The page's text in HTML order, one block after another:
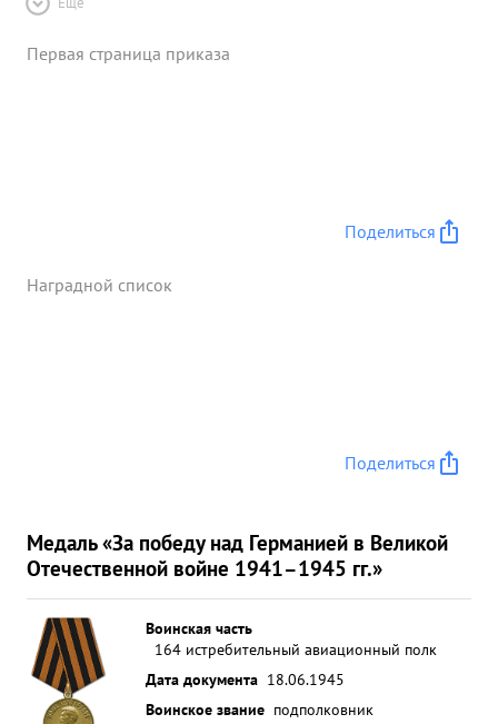
Первая страница приказа
Поделиться
Наградной список
Поделиться
Медаль «За победу над Германией в Великой
Отечественной войне 1941–1945 гг.»
Воинская часть
164 истребительный авиационный полк
Дата документа 18.06.1945
Воинское звание подполковник